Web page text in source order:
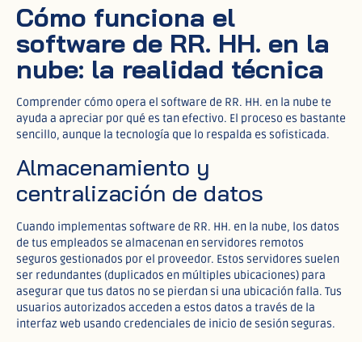
Cómo funciona el
software de RR. HH. en la
nube: la realidad técnica
Comprender cómo opera el software de RR. HH. en la nube te
ayuda a apreciar por qué es tan efectivo. El proceso es bastante
sencillo, aunque la tecnología que lo respalda es sofisticada.
Almacenamiento y
centralización de datos
Cuando implementas software de RR. HH. en la nube, los datos
de tus empleados se almacenan en servidores remotos
seguros gestionados por el proveedor. Estos servidores suelen
ser redundantes (duplicados en múltiples ubicaciones) para
asegurar que tus datos no se pierdan si una ubicación falla. Tus
usuarios autorizados acceden a estos datos a través de la
interfaz web usando credenciales de inicio de sesión seguras.​